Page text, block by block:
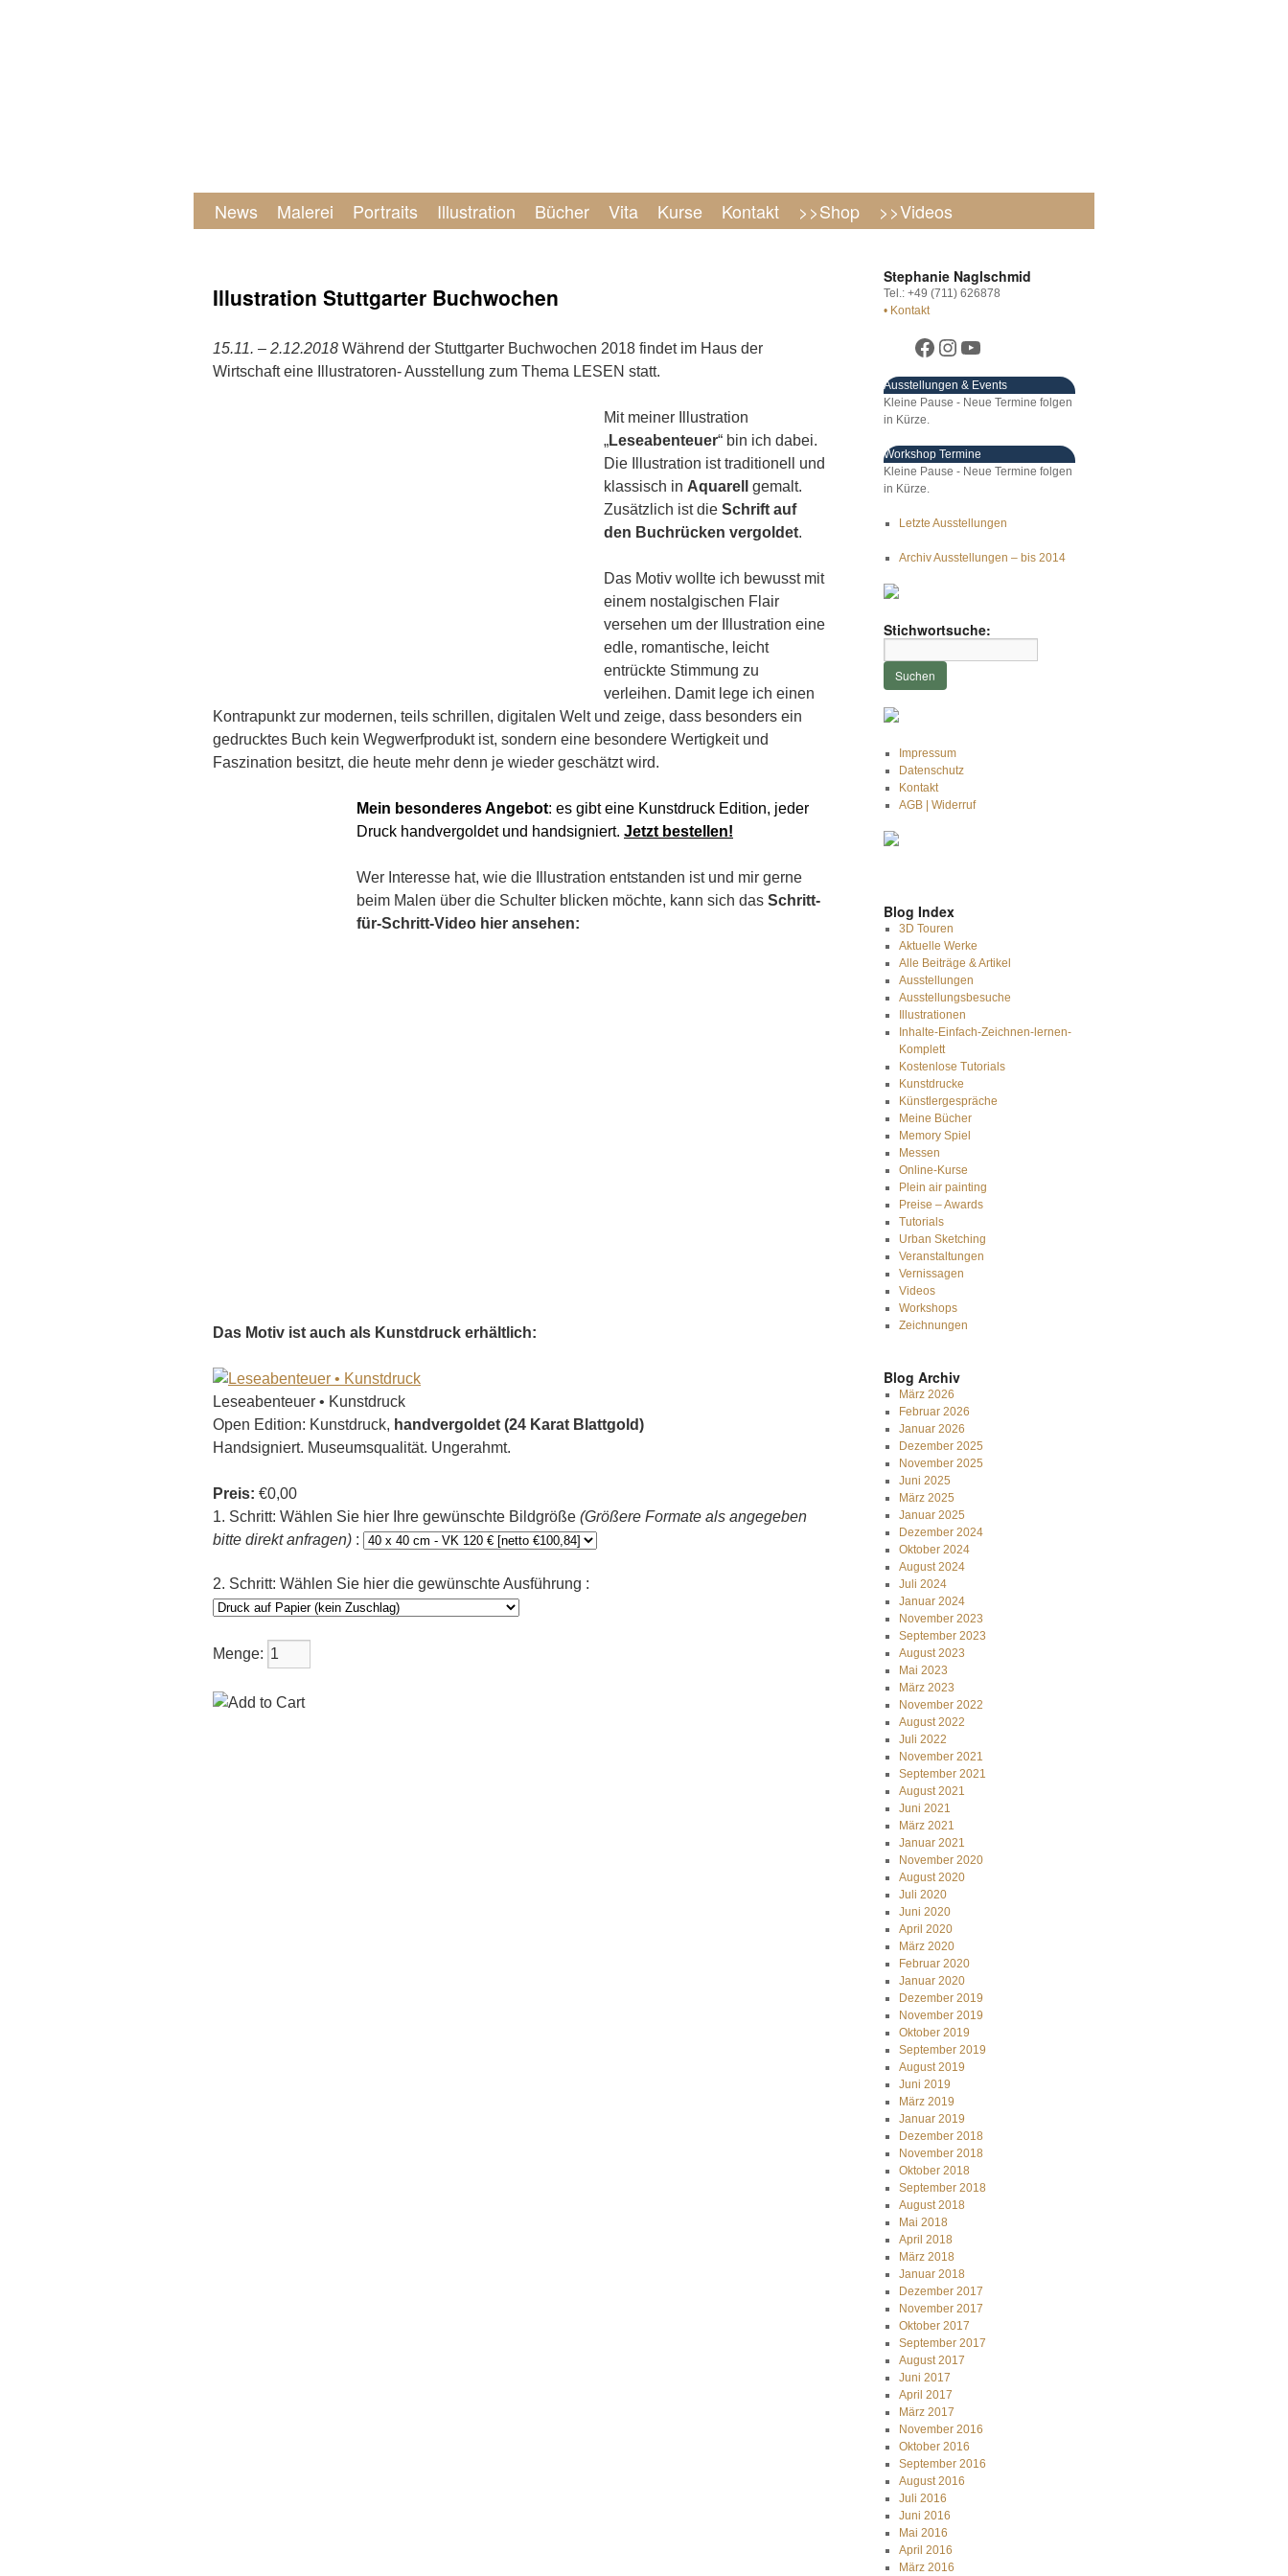
News Malerei Portraits Illustration Bücher Vita Kurse Kontakt >>Shop >>Videos
Illustration Stuttgarter Buchwochen
15.11. – 2.12.2018 Während der Stuttgarter Buchwochen 2018 findet im Haus der
Wirtschaft eine Illustratoren- Ausstellung zum Thema LESEN statt.
Mit meiner Illustration
„Leseabenteuer“ bin ich dabei.
Die Illustration ist traditionell und
klassisch in Aquarell
gemalt.
Zusätzlich ist die Schrift auf
den Buchrücken vergoldet.
Das Motiv wollte ich bewusst mit
einem nostalgischen Flair
versehen um der Illustration eine
edle, romantische, leicht
entrückte Stimmung zu
verleihen. Damit lege ich einen
Kontrapunkt zur modernen, teils schrillen, digitalen Welt und zeige, dass besonders ein
gedrucktes Buch kein Wegwerfprodukt ist, sondern eine besondere Wertigkeit und
Faszination besitzt, die heute mehr denn je wieder geschätzt wird.
Mein besonderes Angebot: es gibt eine Kunstdruck Edition, jeder
Druck handvergoldet und handsigniert. Jetzt bestellen!
Wer Interesse hat, wie die Illustration entstanden ist und mir gerne
beim Malen über die Schulter blicken möchte, kann sich das Schritt-
für-Schritt-Video hier ansehen:
Das Motiv ist auch als Kunstdruck erhältlich:
Leseabenteuer • Kunstdruck
Open Edition: Kunstdruck, handvergoldet (24 Karat Blattgold)
Handsigniert. Museumsqualität. Ungerahmt.
Preis: €0,00
1. Schritt: Wählen Sie hier Ihre gewünschte Bildgröße (Größere Formate als angegeben
bitte direkt anfragen) :
2. Schritt: Wählen Sie hier die gewünschte Ausführung :
Menge:
Stephanie Naglschmid
Tel.: +49 (711) 626878
• Kontakt
Ausstellungen & Events
Kleine Pause - Neue Termine folgen
in Kürze.
Workshop Termine
Kleine Pause - Neue Termine folgen
in Kürze.
Letzte Ausstellungen
Archiv Ausstellungen – bis 2014
Stichwortsuche:
Impressum
Datenschutz
Kontakt
AGB | Widerruf
Blog Index
3D Touren
Aktuelle Werke
Alle Beiträge & Artikel
Ausstellungen
Ausstellungsbesuche
Illustrationen
Inhalte-Einfach-Zeichnen-lernen-
Komplett
Kostenlose Tutorials
Kunstdrucke
Künstlergespräche
Meine Bücher
Memory Spiel
Messen
Online-Kurse
Plein air painting
Preise – Awards
Tutorials
Urban Sketching
Veranstaltungen
Vernissagen
Videos
Workshops
Zeichnungen
Blog Archiv
März 2026
Februar 2026
Januar 2026
Dezember 2025
November 2025
Juni 2025
März 2025
Januar 2025
Dezember 2024
Oktober 2024
August 2024
Juli 2024
Januar 2024
November 2023
September 2023
August 2023
Mai 2023
März 2023
November 2022
August 2022
Juli 2022
November 2021
September 2021
August 2021
Juni 2021
März 2021
Januar 2021
November 2020
August 2020
Juli 2020
Juni 2020
April 2020
März 2020
Februar 2020
Januar 2020
Dezember 2019
November 2019
Oktober 2019
September 2019
August 2019
Juni 2019
März 2019
Januar 2019
Dezember 2018
November 2018
Oktober 2018
September 2018
August 2018
Mai 2018
April 2018
März 2018
Januar 2018
Dezember 2017
November 2017
Oktober 2017
September 2017
August 2017
Juni 2017
April 2017
März 2017
November 2016
Oktober 2016
September 2016
August 2016
Juli 2016
Juni 2016
Mai 2016
April 2016
März 2016